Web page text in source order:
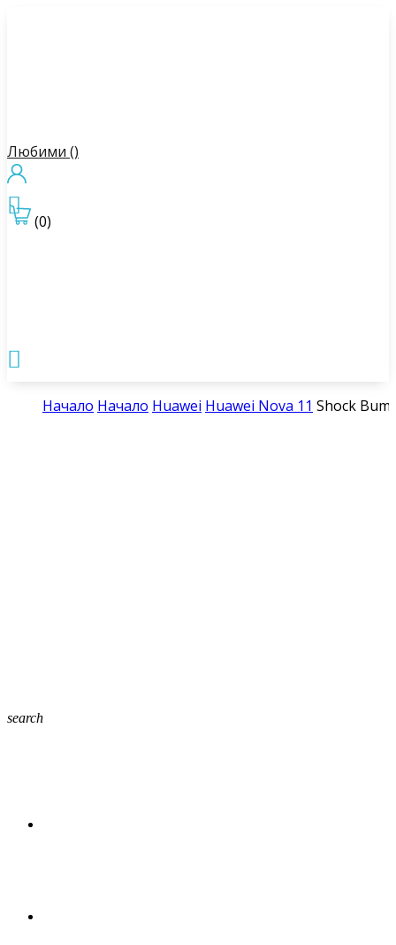
Любими ()
(0)


Начало Начало Huawei Huawei Nova 11 Shock
search